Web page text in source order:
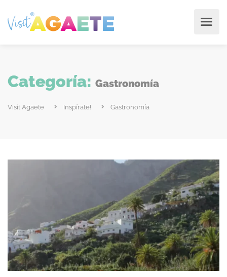
Categoría: Gastronomía
Visit Agaete Inspírate! Gastronomía